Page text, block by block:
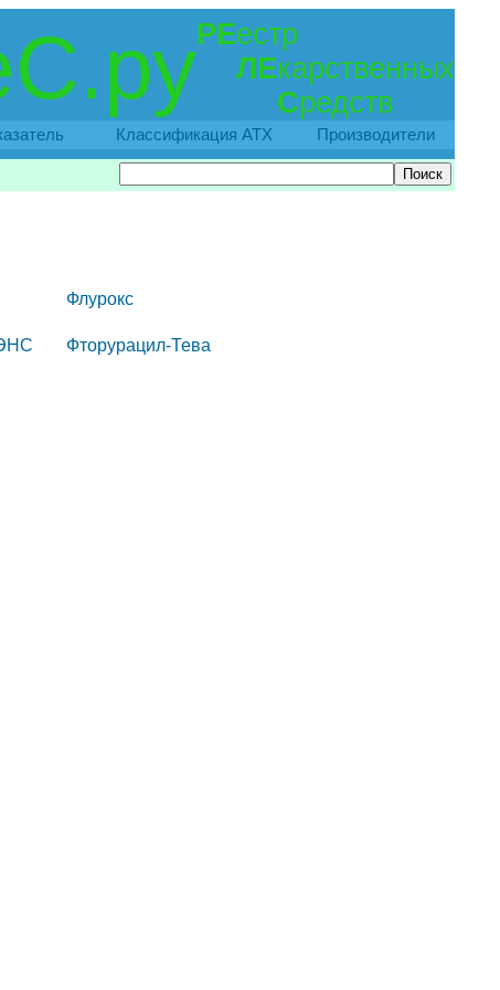
РЕестр
ЛЕкарственных
Средств
Классификация АТХ Производители
Флурокс
Фторурацил-Тева